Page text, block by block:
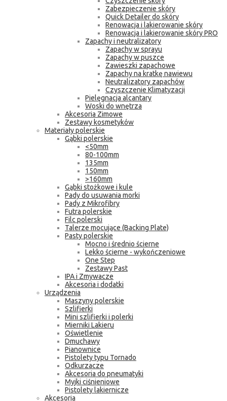
Zabezpieczenie skóry
Quick Detailer do skóry
Renowacja i lakierowanie skóry
Renowacja i lakierowanie skóry PRO
Zapachy i neutralizatory
Zapachy w sprayu
Zapachy w puszce
Zawieszki zapachowe
Zapachy na kratkę nawiewu
Neutralizatory zapachów
Czyszczenie Klimatyzacji
Pielęgnacja alcantary
Woski do wnętrza
Akcesoria Zimowe
Zestawy kosmetyków
Materiały polerskie
Gąbki polerskie
<50mm
80-100mm
135mm
150mm
>160mm
Gąbki stożkowe i kule
Pady do usuwania morki
Pady z Mikrofibry
Futra polerskie
Filc polerski
Talerze mocujące (Backing Plate)
Pasty polerskie
Mocno i średnio ścierne
Lekko ścierne - wykończeniowe
One Step
Zestawy Past
IPA i Zmywacze
Akcesoria i dodatki
Urządzenia
Maszyny polerskie
Szlifierki
Mini szlifierki i polerki
Mierniki Lakieru
Oświetlenie
Dmuchawy
Pianownice
Pistolety typu Tornado
Odkurzacze
Akcesoria do pneumatyki
Myjki ciśnieniowe
Pistolety lakiernicze
Akcesoria